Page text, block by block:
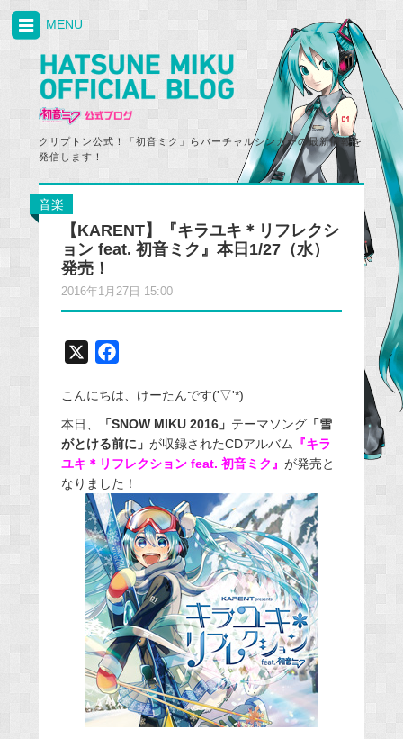
クリプトン公式！「初音ミク」らバーチャルシンガーの最新情報を
発信します！
MENU
音楽
【KARENT】『キラユキ＊リフレクシ
ョン feat. 初音ミク』本日1/27（水）
発売！
2016年1月27日 15:00
c
e
b
o
o
k
こんにちは、けーたんです('▽'*)
本日、
「SNOW MIKU 2016」 テーマソング「雪
がとける前に」 が収録されたCDアルバム 『キラ
ユキ＊リフレクション feat. 初音ミク』 が発売と
なりました！